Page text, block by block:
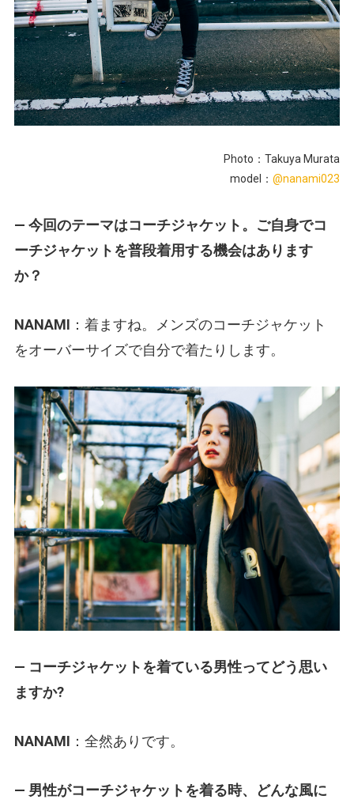
Photo：Takuya Murata
model： @nanami023
— 今回のテーマはコーチジャケット。ご自身でコ
ーチジャケットを普段着用する機会はあります
か？
NANAMI ：着ますね。メンズのコーチジャケット
をオーバーサイズで自分で着たりします。
— コーチジャケットを着ている男性ってどう思い
ますか?
NANAMI ：全然ありです。
— 男性がコーチジャケットを着る時、どんな風に